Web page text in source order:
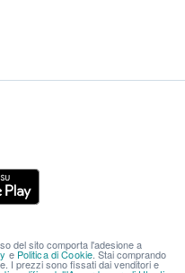
del sito comporta l'adesione a
e Politica di Cookie. Stai comprando
I prezzi sono fissati dai venditori e